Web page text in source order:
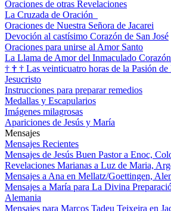
Oraciones de otras Revelaciones
La Cruzada de Oración
Oraciones de Nuestra Señora de Jacarei
Devoción al castísimo Corazón de San José
Oraciones para unirse al Amor Santo
La Llama de Amor del Inmaculado
† † † Las veinticuatro horas de la Pasión
Jesucristo
Instrucciones para preparar remedios
Medallas y Escapularios
Imágenes milagrosas
Apariciones de Jesús y María
Mensajes
Mensajes Recientes
Mensajes de Jesús Buen Pastor a Enoc,
Revelaciones Marianas a Luz de Maria,
Mensajes a Ana en Mellatz/Goettingen,
Mensajes a María para La Divina
Alemania
Mensajes para Marcos Tadeu Teixeira en